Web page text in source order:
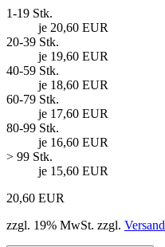
1-19 Stk.
je 20,60 EUR
20-39 Stk.
je 19,60 EUR
40-59 Stk.
je 18,60 EUR
60-79 Stk.
je 17,60 EUR
80-99 Stk.
je 16,60 EUR
> 99 Stk.
je 15,60 EUR
20,60 EUR
zzgl. 19% MwSt. zzgl. Versand